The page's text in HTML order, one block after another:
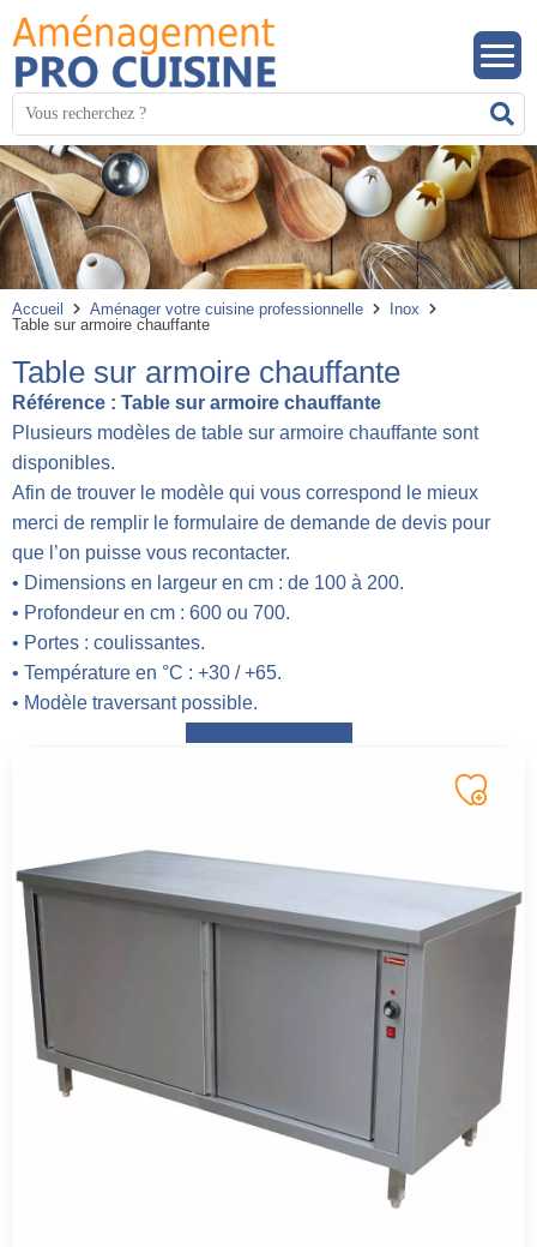
Mots
clés
:
Accueil Aménager votre cuisine professionnelle
Inox
Table sur armoire chauffante
Table sur armoire chauffante
Référence : Table sur armoire chauffante
Plusieurs modèles de table sur armoire chauffante sont
disponibles.
Afin de trouver le modèle qui vous correspond le mieux
merci de remplir le formulaire de demande de devis pour
que l’on puisse vous recontacter.
• Dimensions en largeur en cm : de 100 à 200.
• Profondeur en cm : 600 ou 700.
• Portes : coulissantes.
• Température en °C : +30 / +65.
• Modèle traversant possible.
Panneau de gestion des cookies